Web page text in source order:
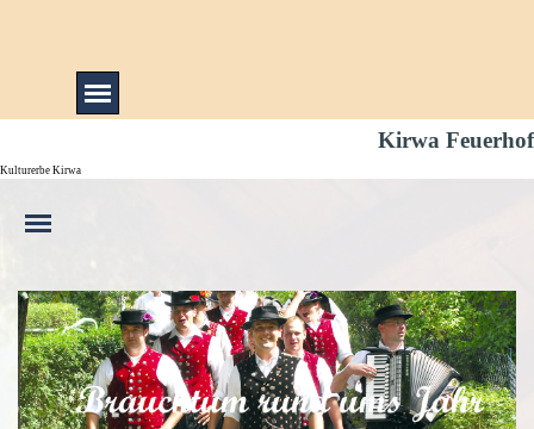
Menü überspringen
Kirwa Feuerhof
Kulturerbe Kirwa